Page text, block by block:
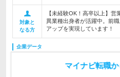
対象と
なる方
【未経験OK！高卒以上】
異業種出身者が活躍中。前
アップを実現しています！
企業データ
マイナビ転職